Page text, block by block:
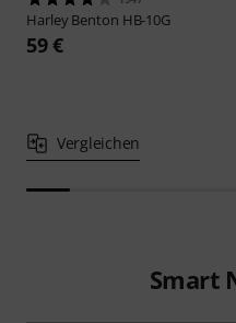
Harley Benton HB-10G
59 €
Vergleichen
Smart